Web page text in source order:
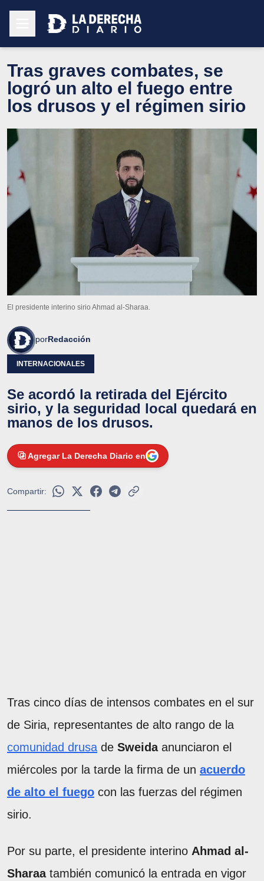
Tras graves combates, se
logró un alto el fuego entre
los drusos y el régimen sirio
El presidente interino sirio Ahmad al-Sharaa.
porRedacción
INTERNACIONALES
Se acordó la retirada del Ejército
sirio, y la seguridad local quedará en
manos de los drusos.
Agregar La Derecha Diario en
Compartir:
Tras cinco días de intensos combates en el sur
de Siria, representantes de alto rango de la
comunidad drusa de Sweidaanunciaron el
miércoles por la tarde la firma de un acuerdo
de alto el fuego con las fuerzas del régimen
sirio.
Por su parte, el presidente interino Ahmad al-
Sharaatambién comunicó la entrada en vigor